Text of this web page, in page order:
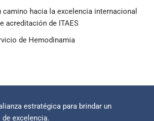
hacia la excelencia internacional
acreditación de ITAES
de Hemodinamia
estratégica para brindar un
excelencia.